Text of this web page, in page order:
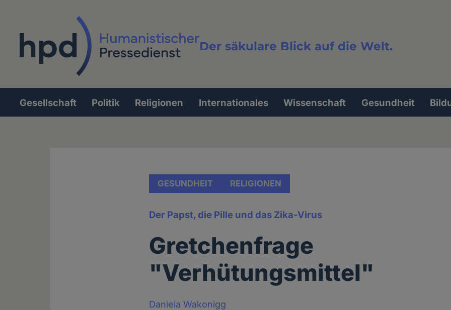
Der säkulare Blick auf die Welt.
Volltextsuche
Hauptnavigation
Gesellschaft Politik Religionen Internationales Wissenschaft Gesundheit
GESUNDHEIT RELIGIONEN
Der Papst, die Pille und das Zika-Virus
Gretchenfrage
"Verhütungsmittel"
Daniela Wakonigg